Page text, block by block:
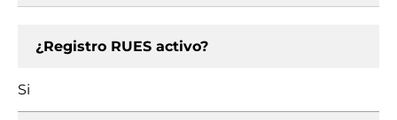
¿Registro RUES activo?
Si